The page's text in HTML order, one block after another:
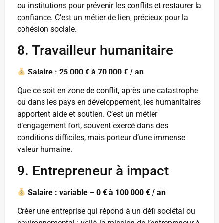
ou institutions pour prévenir les conflits et restaurer la
confiance. C’est un métier de lien, précieux pour la
cohésion sociale.
8. Travailleur humanitaire
Salaire : 25 000 € à 70 000 € / an
Que ce soit en zone de conflit, après une catastrophe
ou dans les pays en développement, les humanitaires
apportent aide et soutien. C’est un métier
d’engagement fort, souvent exercé dans des
conditions difficiles, mais porteur d’une immense
valeur humaine.
9. Entrepreneur à impact
Salaire : variable – 0 € à 100 000 € / an
Créer une entreprise qui répond à un défi sociétal ou